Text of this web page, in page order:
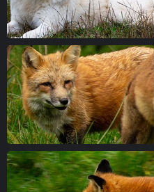
IMG 6905-1
vue 4749 fois
IMG 6955-1
vue 4566 fois